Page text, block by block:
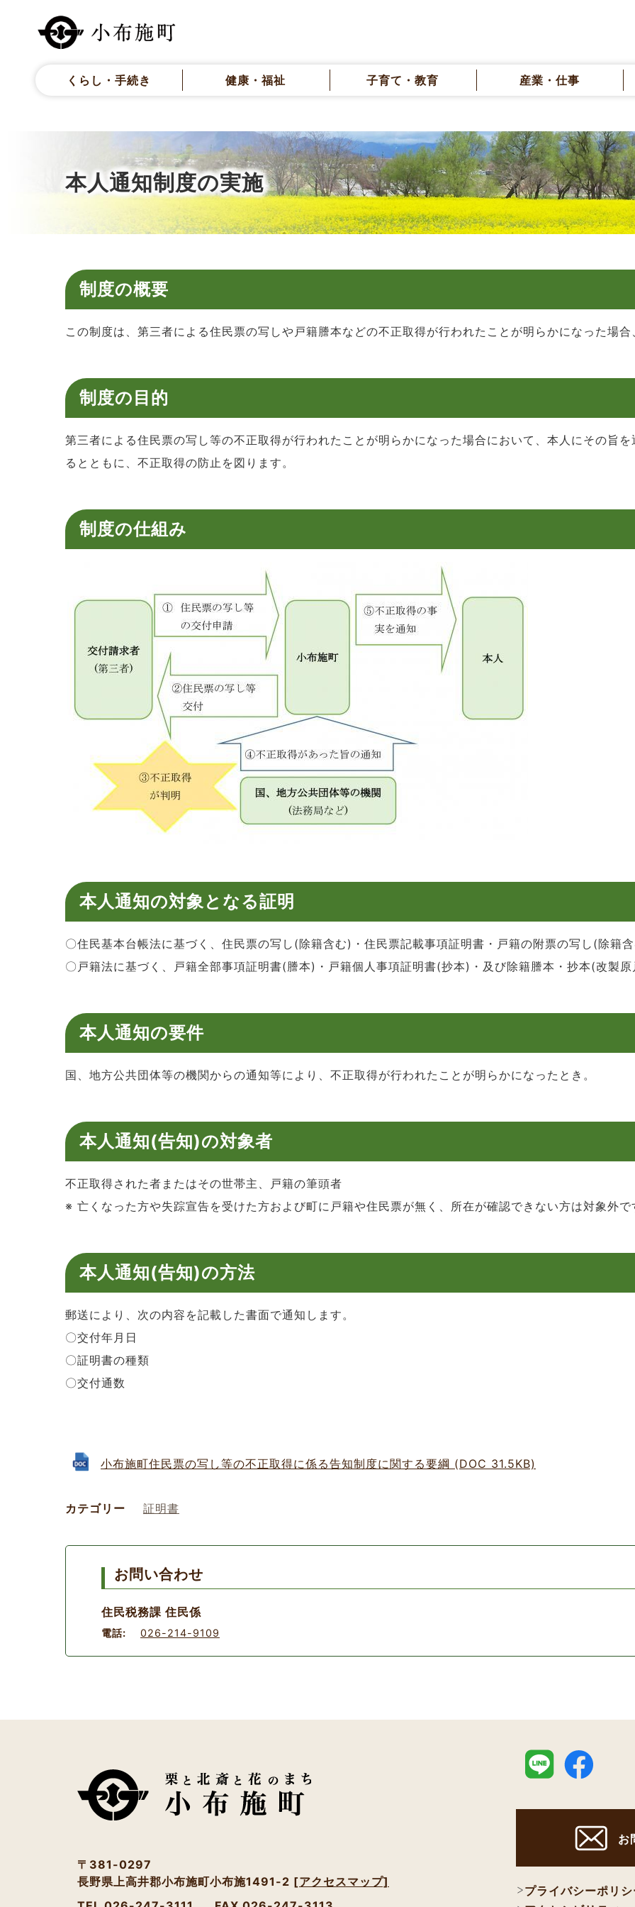
くらし・手続き 健康・福祉 子育て・教育 産業・仕事
本人通知制度の実施
制度の概要
この制度は、第三者による住民票の写しや戸籍謄本などの不正取得が行われたことが明らかになった場
制度の目的
第三者による住民票の写し等の不正取得が行われたことが明らかになった場合において、本人にその旨
るとともに、不正取得の防止を図ります。
制度の仕組み
本人通知の対象となる証明
〇住民基本台帳法に基づく、住民票の写し(除籍含む)・住民票記載事項証明書・戸籍の附票の写し(除籍
〇戸籍法に基づく、戸籍全部事項証明書(謄本)・戸籍個人事項証明書(抄本)・及び除籍謄本・抄本(改製
本人通知の要件
国、地方公共団体等の機関からの通知等により、不正取得が行われたことが明らかになったとき。
本人通知(告知)の対象者
不正取得された者またはその世帯主、戸籍の筆頭者
※ 亡くなった方や失踪宣告を受けた方および町に戸籍や住民票が無く、所在が確認できない方は対象外で
本人通知(告知)の方法
郵送により、次の内容を記載した書面で通知します。
〇交付年月日
〇証明書の種類
〇交付通数
小布施町住民票の写し等の不正取得に係る告知制度に関する要綱 (DOC 31.5KB)
カテゴリー 証明書
お問い合わせ
住民税務課 住民係
電話: 026-214-9109
〒381-0297
長野県上高井郡小布施町小布施1491-2 [アクセスマップ]
お
プライバシーポリ